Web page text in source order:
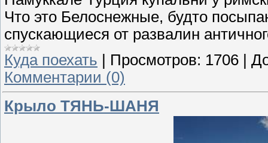
Что это Белоснежные, будто
спускающиеся от развалин
Куда поехать
Просмотров: 1706
Комментарии (0)
Крыло ТЯНЬ-ШАНЯ